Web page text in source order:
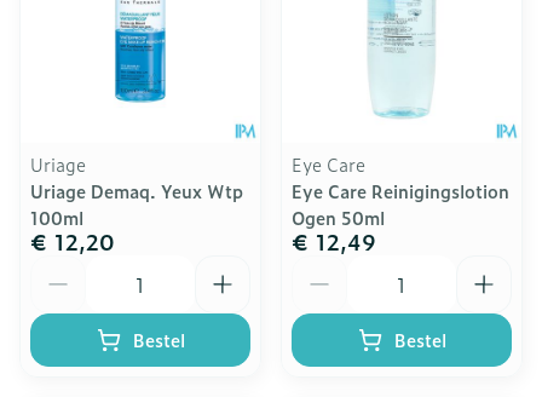
Uriage
Uriage Demaq. Yeux Wtp
100ml
€ 12,20
Bestel
Eye Care
Eye Care Reinigingslotion
Ogen 50ml
€ 12,49
Bestel